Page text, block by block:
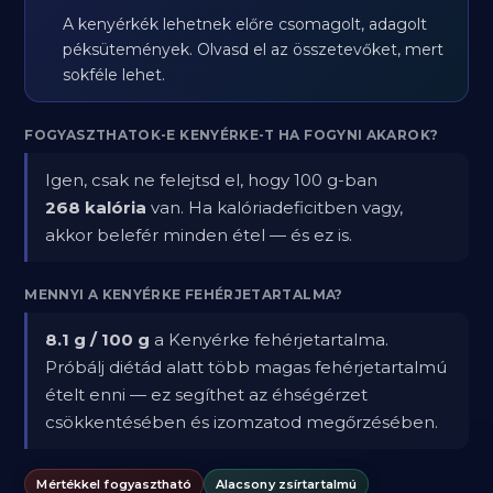
A kenyérkék lehetnek előre csomagolt, adagolt
péksütemények. Olvasd el az összetevőket, mert
sokféle lehet.
FOGYASZTHATOK-E KENYÉRKE-T HA FOGYNI AKAROK?
Igen, csak ne felejtsd el, hogy 100 g-ban
268 kalória van. Ha kalóriadeficitben vagy,
akkor belefér minden étel — és ez is.
MENNYI A KENYÉRKE FEHÉRJETARTALMA?
8.1 g / 100 g a Kenyérke fehérjetartalma.
Próbálj diétád alatt több magas fehérjetartalmú
ételt enni — ez segíthet az éhségérzet
csökkentésében és izomzatod megőrzésében.
Mértékkel fogyasztható
Alacsony zsírtartalmú